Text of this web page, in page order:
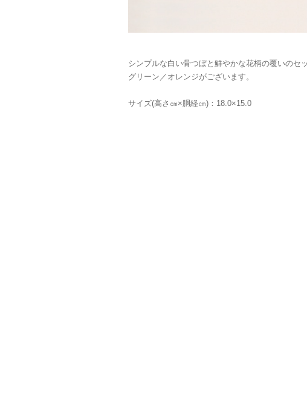
シンプルな白い骨つぼと鮮やかな花柄の覆いのセ
グリーン／オレンジがございます。
サイズ(高さ㎝×胴経㎝)：18.0×15.0